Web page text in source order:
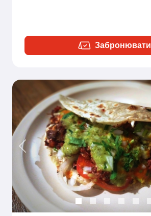
Забронювати
Previous